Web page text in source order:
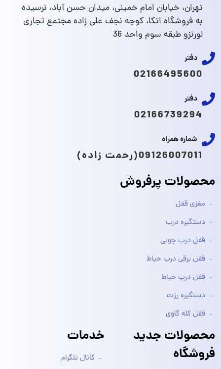
تهران، خیابان امام خمینی، میدان حسن آباد، نرسیده
به فروشگاه اتکا، کوچه نجف علی زاده مجتمع تجاری
لورنزو طبقه سوم واحد 36
دفتر
02166495600
دفتر
02166739294
شماره همراه
09126007011(رحمت زاده)
محصولات پرفروش
مغزی قفل
دستگیره درب
قفل درب چوبی
قفل برقی درب حیاط
قفل درب حیاط
دستگیره رزت
قفل کله گاوی
محصولات جدید
فروشگاه
خدمات
کانال تلگرام